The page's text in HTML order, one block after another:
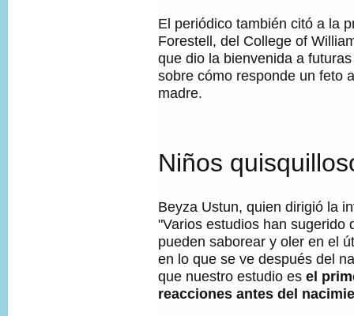
El periódico también citó a la
Forestell, del College of
que dio la bienvenida a
sobre cómo responde un feto
madre.
Niños
Beyza Ustun, quien dirigió la
"Varios estudios han sugerido
pueden saborear y oler en el
en lo que se ve después del
que nuestro estudio es el
reacciones antes del